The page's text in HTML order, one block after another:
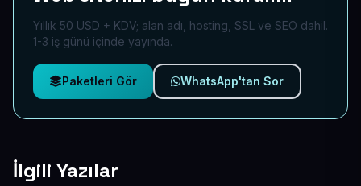
Yıllık 50 USD + KDV; alan adı, hosting, SSL ve SEO dahil.
1-3 iş günü içinde yayında.
Paketleri Gör WhatsApp'tan Sor
İlgili Yazılar